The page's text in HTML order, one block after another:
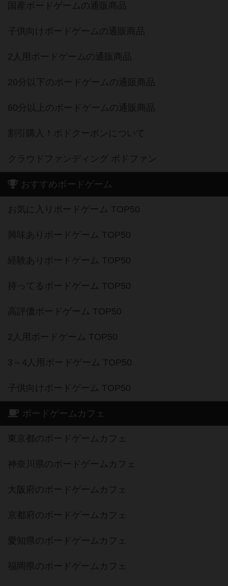
国産ボードゲームの通販商品
子供向けボードゲームの通販商品
2人用ボードゲームの通販商品
20分以下のボードゲームの通販商品
60分以上のボードゲームの通販商品
割引購入！ボドクーポンについて
クラウドファンディング ボドファン
おすすめボードゲーム
お気に入りボードゲーム TOP50
興味ありボードゲーム TOP50
経験ありボードゲーム TOP50
持ってるボードゲーム TOP50
高評価ボードゲーム TOP50
2人用ボードゲーム TOP50
3～4人用ボードゲーム TOP50
子供向けボードゲーム TOP50
ボードゲームカフェ
東京都のボードゲームカフェ
神奈川県のボードゲームカフェ
大阪府のボードゲームカフェ
京都府のボードゲームカフェ
愛知県のボードゲームカフェ
福岡県のボードゲームカフェ